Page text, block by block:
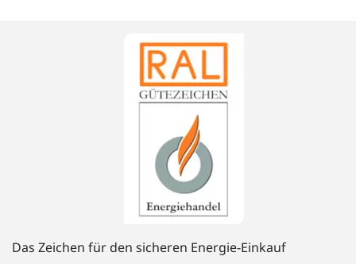
Das Zeichen für den sicheren Energie-Einkauf